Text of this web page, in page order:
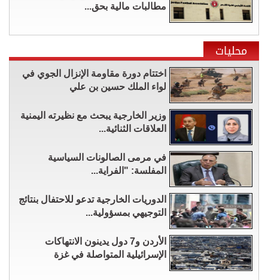
مطالبات مالية بحق...
محليات
اختتام دورة مقاومة الإنزال الجوي في
لواء الملك حسين بن علي
وزير الخارجية يبحث مع نظيرته اليمنية
العلاقات الثنائية...
في مرمى الصالونات السياسية
المفلسة: "الفراية...
الدوريات الخارجية تدعو للاحتفال بنتائج
التوجيهي بمسؤولية...
الأردن و7 دول يدينون الانتهاكات
الإسرائيلية المتواصلة في غزة